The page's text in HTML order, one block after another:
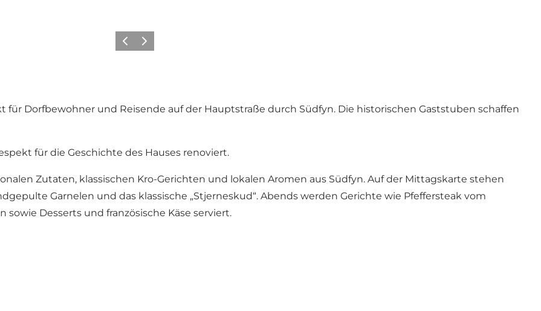
Vorherige Folie
Nächste Folie
für Dorfbewohner und Reisende auf der Hauptstraße durch Südfyn. Die historischen Gaststuben schaffen
für die Geschichte des Hauses renoviert.
Zutaten, klassischen Kro-Gerichten und lokalen Aromen aus Südfyn. Auf der Mittagskarte stehen
Garnelen und das klassische „Stjerneskud“. Abends werden Gerichte wie Pfeffersteak vom
Desserts und französische Käse serviert.